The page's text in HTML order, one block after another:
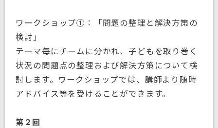
ワークショップ①：「問題の整理と解決方策の
検討」
テーマ毎にチームに分かれ、子どもを取り巻く
状況の問題点の整理および解決方策について検
討します。ワークショップでは、講師より随時
アドバイス等を受けることができます。
第２回